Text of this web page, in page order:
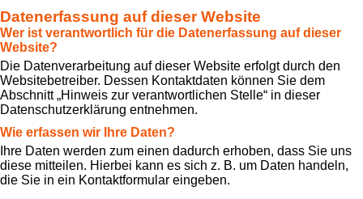
Datenerfassung auf dieser Website
Wer ist verantwortlich für die Datenerfassung auf dieser
Website?
Die Datenverarbeitung auf dieser Website erfolgt durch den
Websitebetreiber. Dessen Kontaktdaten können Sie dem
Abschnitt „Hinweis zur verantwortlichen Stelle“ in dieser
Datenschutzerklärung entnehmen.
Wie erfassen wir Ihre Daten?
Ihre Daten werden zum einen dadurch erhoben, dass Sie uns
diese mitteilen. Hierbei kann es sich z. B. um Daten handeln,
die Sie in ein Kontaktformular eingeben.